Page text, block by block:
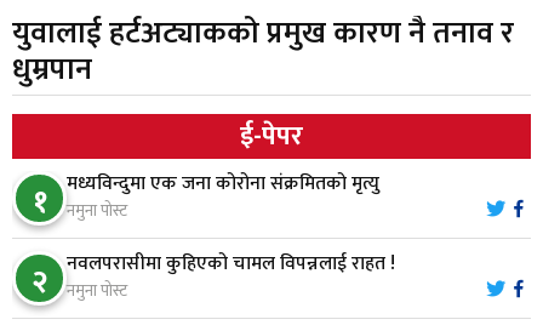
६
स्थापनाको एक दशकपछि विनयी त्रिवेणीको आफ्नै
प्रशासकीय भवनको शिलान्यास
७
भरतपुर अस्पतालद्वारा आइसियुमा प्रतिक्षारत बिरामीको
नाम ‘डिस्प्ले बोर्ड’मा
८ नारायणघाट–बुटवल सडकमा ‘क्यानोपी ब्रिज’ निर्माण
युवालाई हर्टअट्याकको प्रमुख कारण नै तनाव र
धुम्रपान
ई-पेपर
१ मध्यविन्दुमा एक जना कोरोना संक्रमितको मृत्यु
नमुना पोस्ट
२ नवलपरासीमा कुहिएको चामल विपन्नलाई राहत !
नमुना पोस्ट